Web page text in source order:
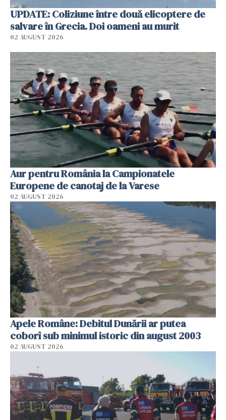
UPDATE: Coliziune între două elicoptere de
salvare în Grecia. Doi oameni au murit
02 AUGUST 2026
Aur pentru România la Campionatele
Europene de canotaj de la Varese
02 AUGUST 2026
Apele Române: Debitul Dunării ar putea
coborî sub minimul istoric din august 2003
02 AUGUST 2026